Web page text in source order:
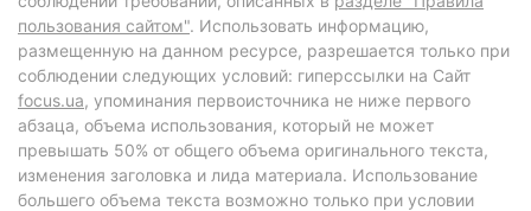
пользования сайтом". Использовать информацию,
размещенную на данном ресурсе, разрешается только при
соблюдении следующих условий: гиперссылки на Сайт
focus.ua, упоминания первоисточника не ниже первого
абзаца, объема использования, который не может
превышать 50% от общего объема оригинального текста,
изменения заголовка и лида материала. Использование
большего объема текста возможно только при условии